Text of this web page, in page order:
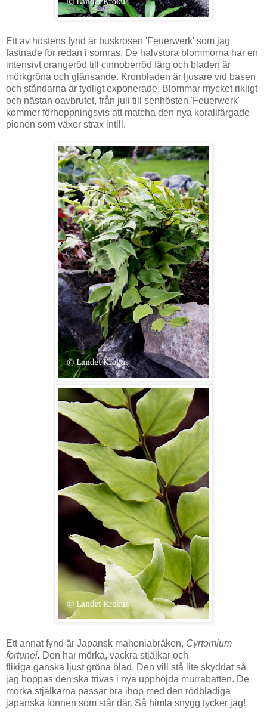
Ett av höstens fynd är buskrosen 'Feuerwerk' som jag
fastnade för redan i somras. De halvstora blommorna har en
intensivt orangeröd till cinnoberröd färg och bladen är
mörkgröna och glänsande. Kronbladen är ljusare vid basen
och ståndarna är tydligt exponerade. Blommar mycket rikligt
och nästan oavbrutet, från juli till senhösten.'Feuerwerk'
kommer förhoppningsvis att matcha den nya korallfärgade
pionen som växer strax intill.
Ett annat fynd är Japansk mahoniabräken, Cyrtomium
fortunei. Den har mörka, vackra stjälkar och
flikiga ganska ljust gröna blad. Den vill stå lite skyddat så
jag hoppas den ska trivas i nya upphöjda murrabatten. De
mörka stjälkarna passar bra ihop med den rödbladiga
japanska lönnen som står där. Så himla snygg tycker jag!